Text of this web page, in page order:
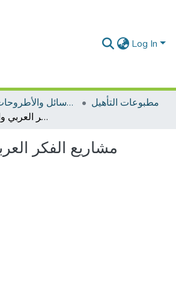
Log In
الرسائل والأطروحات الأكاديمية
مطبوعات التأهيل
مشاريع الفكر العربي والاسلامي المعاصر
مشاريع الفكر